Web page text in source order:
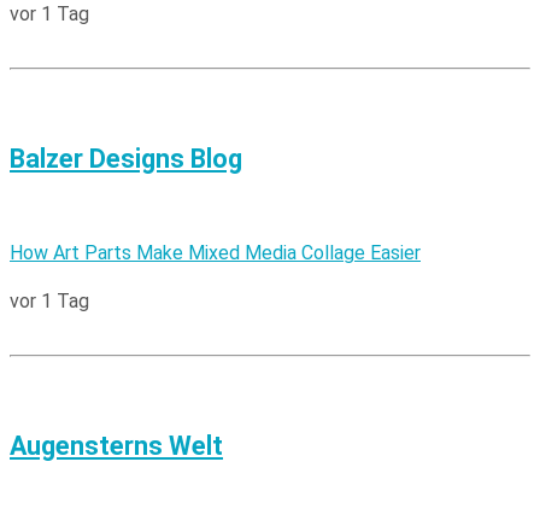
vor 1 Tag
Balzer Designs Blog
How Art Parts Make Mixed Media Collage Easier
vor 1 Tag
Augensterns Welt